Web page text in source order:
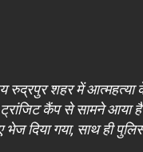
रुद्रपुर शहर में
ट्रांजिट कैंप से सामने
भेज दिया गया, साथ ही